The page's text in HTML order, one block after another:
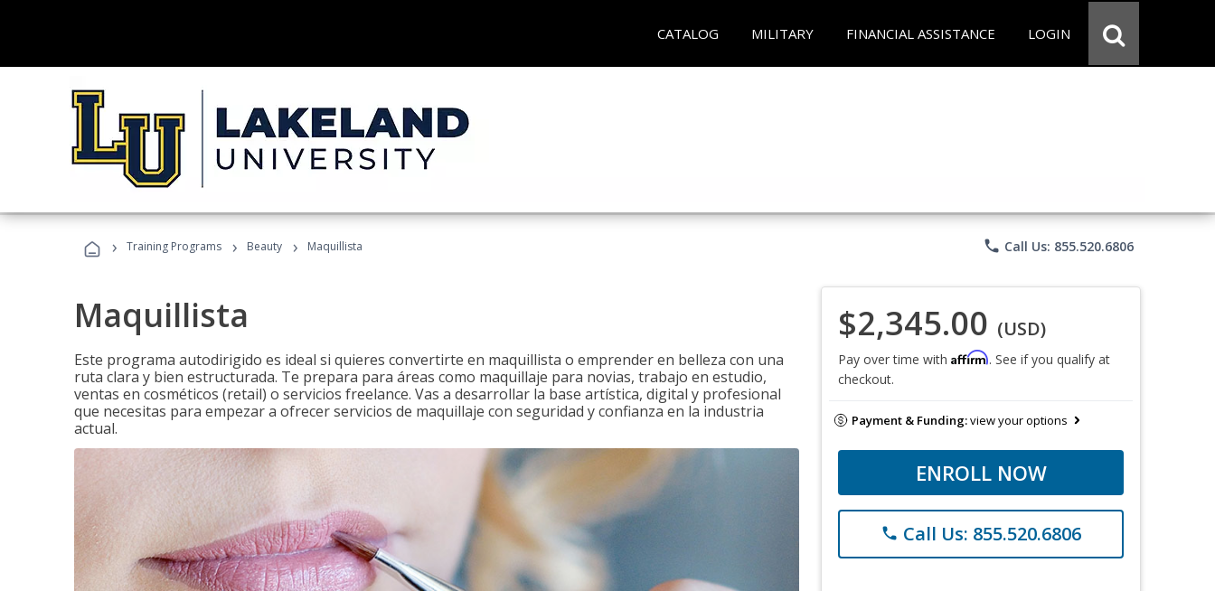
CATALOG MILITARY FINANCIAL ASSISTANCE LOGIN
› Training Programs › Beauty › Maquillista phone Call Us: 855.520.6806
Maquillista
Este programa autodirigido es ideal si quieres convertirte en maquillista o emprender en belleza con una
ruta clara y bien estructurada. Te prepara para áreas como maquillaje para novias, trabajo en estudio,
ventas en cosméticos (retail) o servicios freelance. Vas a desarrollar la base artística, digital y profesional
que necesitas para empezar a ofrecer servicios de maquillaje con seguridad y confianza en la industria
actual.
$2,345.00 (USD)
Pay over time with Affirm. See if you qualify at
checkout.
Payment & Funding:view your options
ENROLL NOW
phone Call Us: 855.520.6806